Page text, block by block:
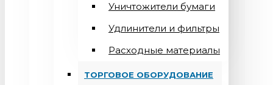
Уничтожители бумаги
Удлинители и фильтры
Расходные материалы
ТОРГОВОЕ ОБОРУДОВАНИЕ